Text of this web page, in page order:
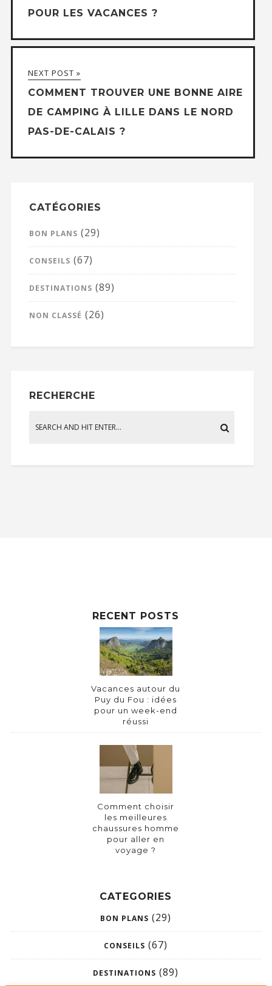
POUR LES VACANCES ?
NEXT POST »
COMMENT TROUVER UNE BONNE AIRE
DE CAMPING À LILLE DANS LE NORD
PAS-DE-CALAIS ?
CATÉGORIES
BON PLANS (29)
CONSEILS (67)
DESTINATIONS (89)
NON CLASSÉ (26)
RECHERCHE
RECENT POSTS
Vacances autour du
Puy du Fou : idées
pour un week-end
réussi
Comment choisir
les meilleures
chaussures homme
pour aller en
voyage ?
CATEGORIES
BON PLANS (29)
CONSEILS (67)
DESTINATIONS (89)